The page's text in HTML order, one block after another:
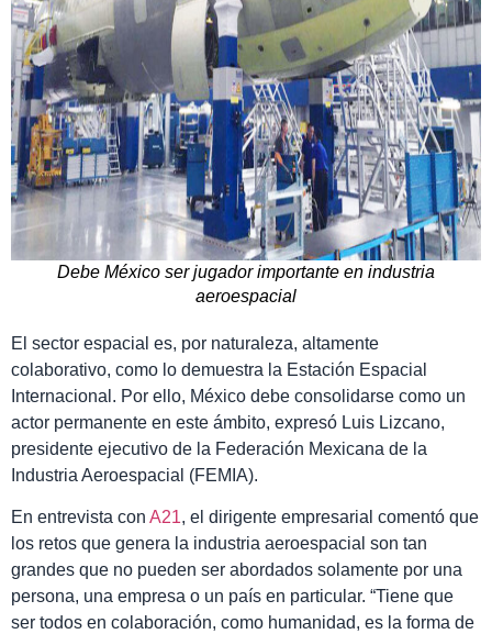
Debe México ser jugador importante en industria
aeroespacial
El sector espacial es, por naturaleza, altamente
colaborativo, como lo demuestra la Estación Espacial
Internacional. Por ello, México debe consolidarse como un
actor permanente en este ámbito, expresó Luis Lizcano,
presidente ejecutivo de la Federación Mexicana de la
Industria Aeroespacial (FEMIA).
En entrevista con A21, el dirigente empresarial comentó que
los retos que genera la industria aeroespacial son tan
grandes que no pueden ser abordados solamente por una
persona, una empresa o un país en particular. “Tiene que
ser todos en colaboración, como humanidad, es la forma de